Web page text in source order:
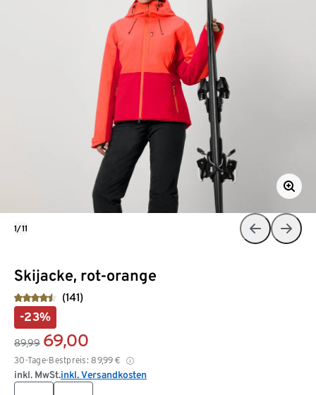
Skijacke, rot-orange
(141)
-23%
89,99 69,00
30-Tage-Bestpreis: 89,99 €
inkl. MwSt.inkl. Versandkosten
1/11